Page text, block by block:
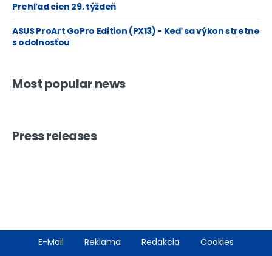
Prehľad cien 29. týždeň
ASUS ProArt GoPro Edition (PX13) - Keď sa výkon stretne
s odolnosťou
Most popular news
Press releases
FooterE-Mail Reklama Redakcia Cookies